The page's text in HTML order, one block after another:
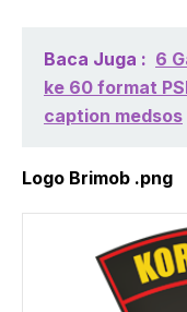
Baca Juga : 6
ke 60 format
caption medsos
Logo Brimob .png